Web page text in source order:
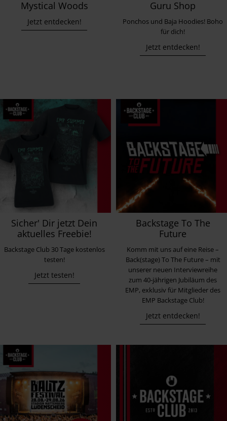
Mystical Woods
Jetzt entdecken!
Guru Shop
Ponchos und Baja Hoodies! Boho
für dich!
Jetzt entdecken!
Sicher' Dir jetzt Dein
aktuelles Freebie!
Backstage Club 30 Tage kostenlos
testen!
Jetzt testen!
Backstage To The
Future
Komm mit uns auf eine Reise –
Back(stage) To The Future – mit
unserer neuen Interviewreihe
zum 40-jährigen Jubiläum des
EMP, exklusiv für Mitglieder des
EMP Backstage Club!
Jetzt entdecken!